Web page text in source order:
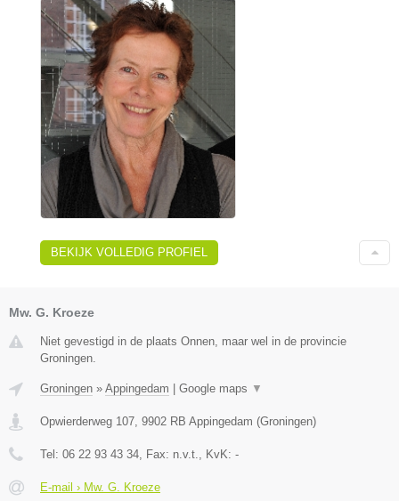
BEKIJK VOLLEDIG PROFIEL
Mw. G. Kroeze
Niet gevestigd in de plaats Onnen, maar wel in de provincie
Groningen.
Groningen » Appingedam Google maps ▼
Opwierderweg 107, 9902 RB Appingedam (Groningen)
Tel: 06 22 93 43 34, Fax: n.v.t., KvK: -
E-mail › Mw. G. Kroeze